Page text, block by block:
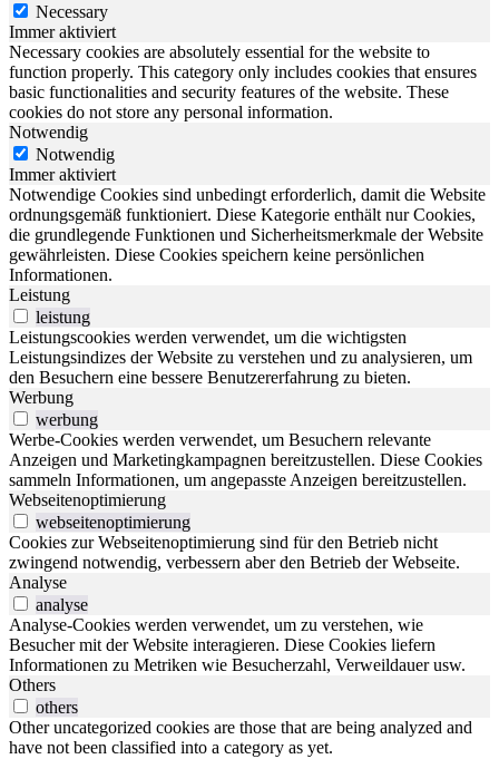
Necessary
Immer aktiviert
Necessary cookies are absolutely essential for the website to
function properly. This category only includes cookies that ensures
basic functionalities and security features of the website. These
cookies do not store any personal information.
Notwendig
Notwendig
Immer aktiviert
Notwendige Cookies sind unbedingt erforderlich, damit die Website
ordnungsgemäß funktioniert. Diese Kategorie enthält nur Cookies,
die grundlegende Funktionen und Sicherheitsmerkmale der Website
gewährleisten. Diese Cookies speichern keine persönlichen
Informationen.
Leistung
leistung
Leistungscookies werden verwendet, um die wichtigsten
Leistungsindizes der Website zu verstehen und zu analysieren, um
den Besuchern eine bessere Benutzererfahrung zu bieten.
Werbung
werbung
Werbe-Cookies werden verwendet, um Besuchern relevante
Anzeigen und Marketingkampagnen bereitzustellen. Diese Cookies
sammeln Informationen, um angepasste Anzeigen bereitzustellen.
Webseitenoptimierung
webseitenoptimierung
Cookies zur Webseitenoptimierung sind für den Betrieb nicht
zwingend notwendig, verbessern aber den Betrieb der Webseite.
Analyse
analyse
Analyse-Cookies werden verwendet, um zu verstehen, wie
Besucher mit der Website interagieren. Diese Cookies liefern
Informationen zu Metriken wie Besucherzahl, Verweildauer usw.
Others
others
Other uncategorized cookies are those that are being analyzed and
have not been classified into a category as yet.